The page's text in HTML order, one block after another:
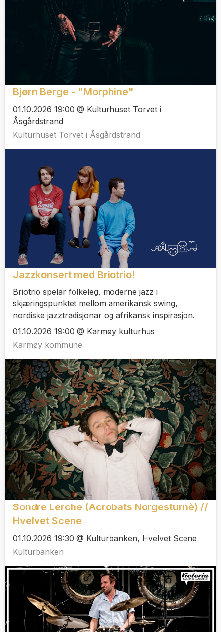
Bjørn Berge - "Morphine"
01.10.2026 19:00 @ Kulturhuset Torvet i
Åsgårdstrand
Kulturhuset Torvet i Åsgårdstrand
Jazzkonsert med Briotrio!
Briotrio spelar folkeleg, moderne jazz i
skjæringspunktet mellom amerikansk swing,
nordiske jazztradisjonar og afrikansk inspirasjon.
01.10.2026 19:00 @ Karmøy kulturhus
Karmøy kommune
Sondre Lerche (Acrobats Norgesturnè) //
Hvelvet Scene
01.10.2026 19:30 @ Kulturbanken, Hvelvet Scene
Kulturbanken